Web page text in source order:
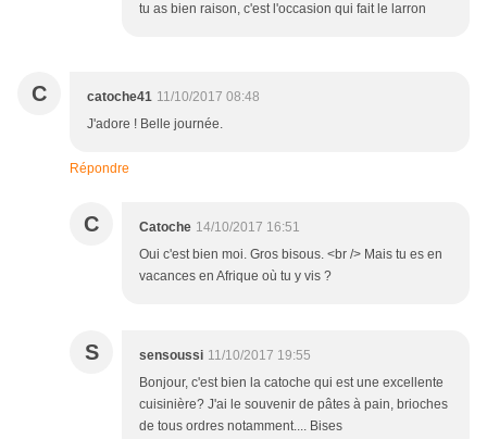
tu as bien raison, c'est l'occasion qui fait le larron
C catoche41 11/10/2017 08:48
J'adore ! Belle journée.
Répondre
C Catoche 14/10/2017 16:51
Oui c'est bien moi. Gros bisous. <br /> Mais tu es en
vacances en Afrique où tu y vis ?
S sensoussi 11/10/2017 19:55
Bonjour, c'est bien la catoche qui est une excellente
cuisinière? J'ai le souvenir de pâtes à pain, brioches
de tous ordres notamment.... Bises